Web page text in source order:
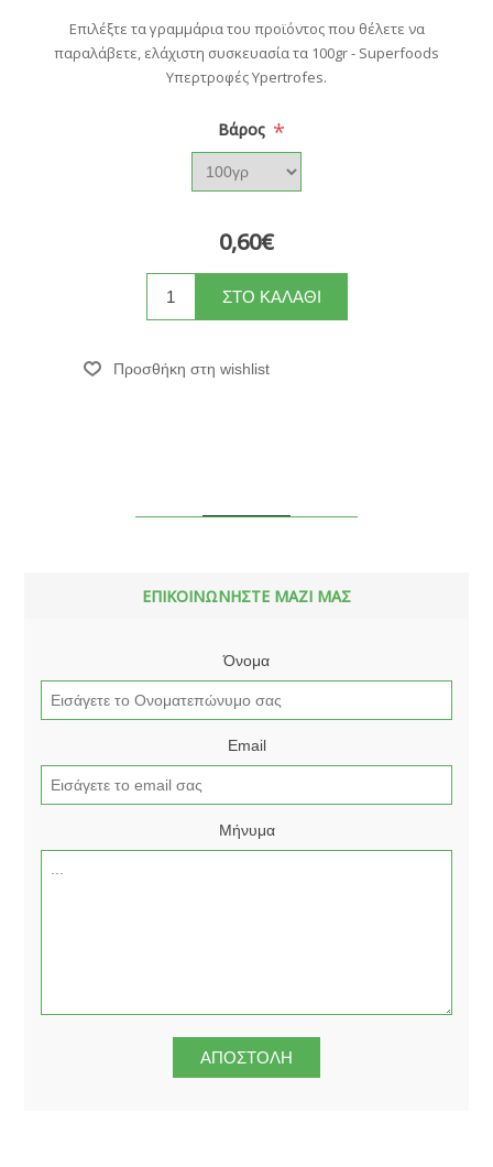
Επιλέξτε τα γραμμάρια του προϊόντος που θέλετε να
παραλάβετε, ελάχιστη συσκευασία τα 100gr - Superfoods
Υπερτροφές Ypertrofes.
Βάρος *
0,60€
ΕΠΙΚΟΙΝΩΝΗΣΤΕ ΜΑΖΙ ΜΑΣ
Όνομα
Email
Μήνυμα